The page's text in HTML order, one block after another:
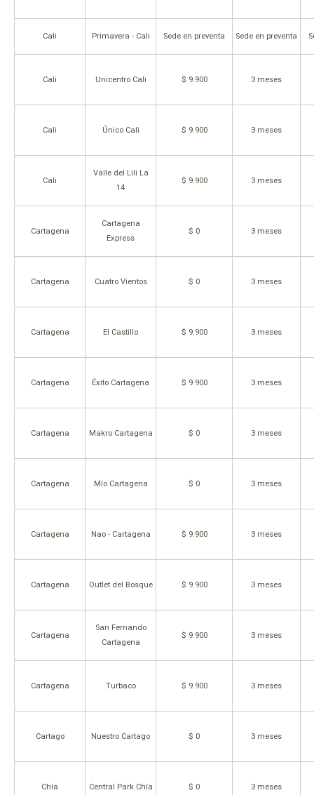
Cali Primavera - Cali Sede en preventa Sede en preventa
Cali Unicentro Cali $ 9.900 3 meses
Cali Único Cali $ 9.900 3 meses
Cali
Valle del Lili La
14
$ 9.900 3 meses
Cartagena
Cartagena
Express
$ 0 3 meses
Cartagena Cuatro Vientos $ 0 3 meses
Cartagena El Castillo $ 9.900 3 meses
Cartagena Éxito Cartagena $ 9.900 3 meses
Cartagena Makro Cartagena $ 0 3 meses
Cartagena Mío Cartagena $ 0 3 meses
Cartagena Nao - Cartagena $ 9.900 3 meses
Cartagena Outlet del Bosque $ 9.900 3 meses
Cartagena
San Fernando
Cartagena
$ 9.900 3 meses
Cartagena Turbaco $ 9.900 3 meses
Cartago Nuestro Cartago $ 0 3 meses
Chía Central Park Chía $ 0 3 meses